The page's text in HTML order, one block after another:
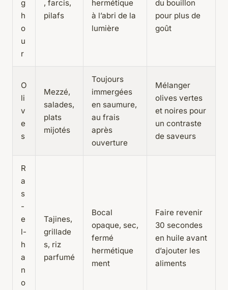
g
h
o
u
r
, farcis,
pilafs
hermétique
à l’abri de la
lumière
du bouillon
pour plus de
goût
O
li
v
e
s
Mezzé,
salades,
plats
mijotés
Toujours
immergées
en saumure,
au frais
après
ouverture
Mélanger
olives vertes
et noires pour
un contraste
de saveurs
R
a
s
-
e
l-
h
a
n
o
Tajines,
grillade
s, riz
parfumé
Bocal
opaque, sec,
fermé
hermétique
ment
Faire revenir
30 secondes
en huile avant
d’ajouter les
aliments